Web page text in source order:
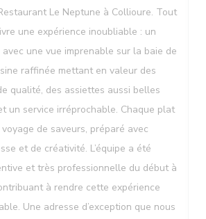
Le Neptune à Collioure. Tout
une expérience inoubliable : un
une vue imprenable sur la baie de
raffinée mettant en valeur des
qualité, des assiettes aussi belles
un service irréprochable. Chaque plat
de saveurs, préparé avec
et de créativité. L’équipe a été
et très professionnelle du début à
à rendre cette expérience
Une adresse d’exception que nous